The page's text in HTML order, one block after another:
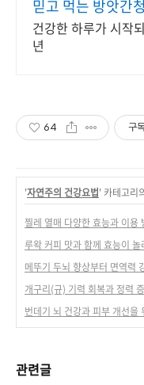
믿고 먹는 방앗간
건강한 하루가 시작
년
64 구
'자연주의 건강요법' 카테고리
루왁 커피 맛과 함께 효능이
개구리(규) 기력 회복과 정력
번데기 뇌 건강과 피부 개선을
관련글